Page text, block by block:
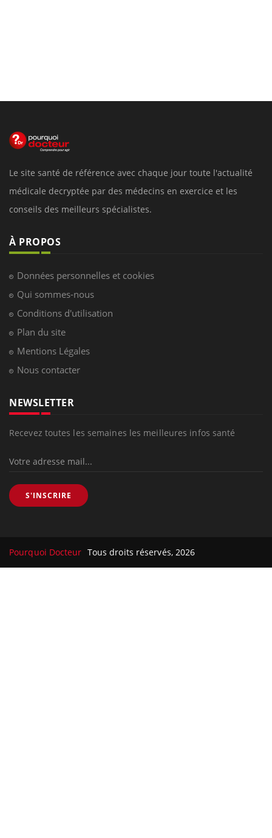
Le site santé de référence avec chaque jour toute l'actualité
médicale decryptée par des médecins en exercice et les
conseils des meilleurs spécialistes.
À PROPOS
Données personnelles et cookies
Qui sommes-nous
Conditions d'utilisation
Plan du site
Mentions Légales
Nous contacter
NEWSLETTER
Recevez toutes les semaines les meilleures infos santé
S'INSCRIRE
Pourquoi Docteur Tous droits réservés, 2026